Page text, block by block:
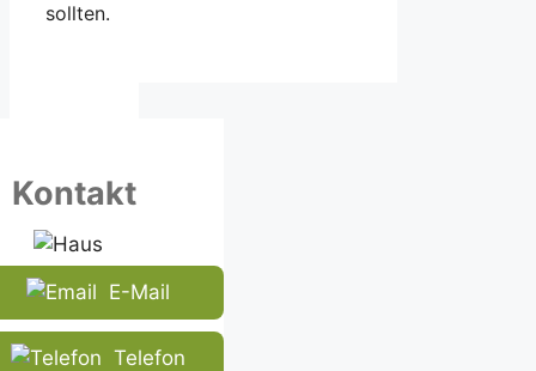
sollten.
Kontakt
E-Mail
Telefon